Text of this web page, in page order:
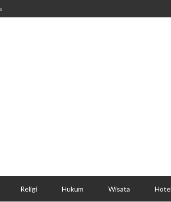
Religi Hukum Wisata Hotel